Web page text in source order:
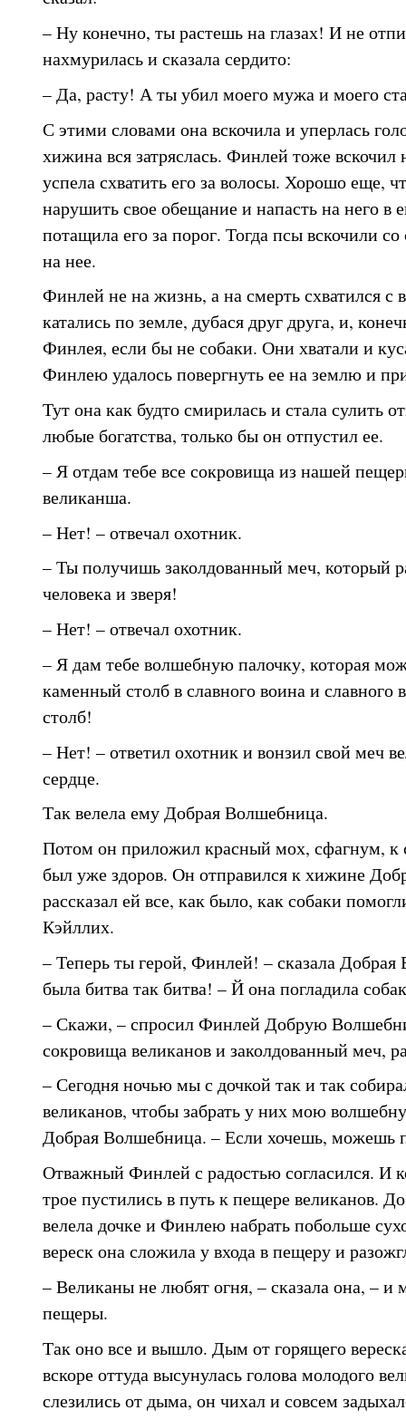
– Ну конечно, ты растешь на глазах! И не
нахмурилась и сказала сердито:
– Да, расту! А ты убил моего мужа и моего
С этими словами она вскочила и уперлась
хижина вся затряслась. Финлей тоже
успела схватить его за волосы. Хорошо еще,
нарушить свое обещание и напасть на него в
потащила его за порог. Тогда псы вскочили
на нее.
Финлей не на жизнь, а на смерть схватился
катались по земле, дубася друг друга, и,
Финлея, если бы не собаки. Они хватали и
Финлею удалось повергнуть ее на землю и
Тут она как будто смирилась и стала сулить
любые богатства, только бы он отпустил ее.
– Я отдам тебе все сокровища из нашей
великанша.
– Нет! – отвечал охотник.
– Ты получишь заколдованный меч, который
человека и зверя!
– Нет! – отвечал охотник.
– Я дам тебе волшебную палочку, которая
каменный столб в славного воина и славного
столб!
– Нет! – ответил охотник и вонзил свой меч
сердце.
Так велела ему Добрая Волшебница.
Потом он приложил красный мох, сфагнум, к
был уже здоров. Он отправился к хижине
рассказал ей все, как было, как собаки
Кэйллих.
– Теперь ты герой, Финлей! – сказала
была битва так битва! – Й она погладила
– Скажи, – спросил Финлей Добрую
сокровища великанов и заколдованный меч,
– Сегодня ночью мы с дочкой так и так
великанов, чтобы забрать у них мою
Добрая Волшебница. – Если хочешь, можешь
Отважный Финлей с радостью согласился. И
трое пустились в путь к пещере великанов.
велела дочке и Финлею набрать побольше
вереск она сложила у входа в пещеру и
– Великаны не любят огня, – сказала она, –
пещеры.
Так оно все и вышло. Дым от горящего
вскоре оттуда высунулась голова молодого
слезились от дыма, он чихал и совсем